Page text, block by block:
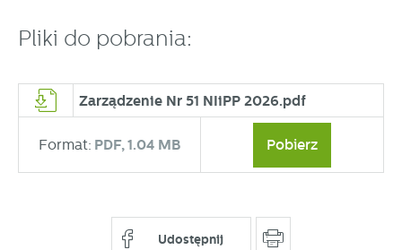
Pliki do pobrania:
Zarządzenie Nr 51 NIiPP 2026.pdf
Format: PDF,1.04 MB Pobierz
Udostępnij
postaci wiadomości, ofert, komunikatów mediów